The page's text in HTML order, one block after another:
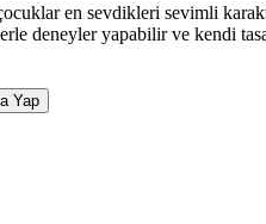
çocuklar en sevdikleri sevimli
deneyler yapabilir ve kendi
Yap